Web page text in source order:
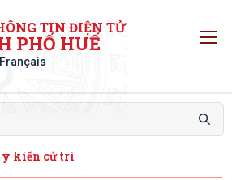
TIN ĐIỆN TỬ
PHỐ HUẾ
Français
kiến cử tri